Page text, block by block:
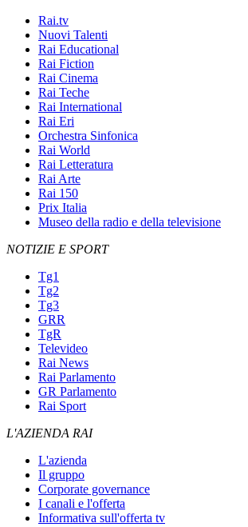
Rai.tv
Nuovi Talenti
Rai Educational
Rai Fiction
Rai Cinema
Rai Teche
Rai International
Rai Eri
Orchestra Sinfonica
Rai World
Rai Letteratura
Rai Arte
Rai 150
Prix Italia
Museo della radio e della televisione
NOTIZIE E SPORT
Tg1
Tg2
Tg3
GRR
TgR
Televideo
Rai News
Rai Parlamento
GR Parlamento
Rai Sport
L'AZIENDA RAI
L'azienda
Il gruppo
Corporate governance
I canali e l'offerta
Informativa sull'offerta tv